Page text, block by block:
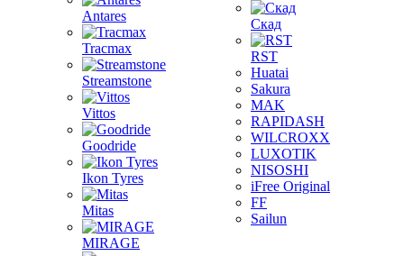
Antares
Tracmax
Streamstone
Vittos
Goodride
Ikon Tyres
Mitas
MIRAGE
Скад
RST
Huatai
Sakura
MAK
RAPIDASH
WILCROXX
LUXOTIK
NISOSHI
iFree Original
FF
Sailun